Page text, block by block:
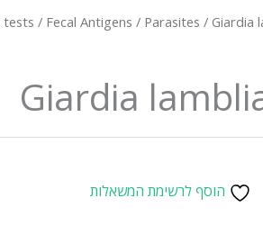
tests / Fecal Antigens / Parasites / Giardia
Giardia
הוסף לרשימת המשאלות